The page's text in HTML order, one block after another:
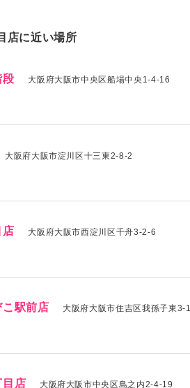
店に近い場所
大阪府大阪市中央区船場中央1-4-16
大阪府大阪市淀川区十三東2-8-2
店 大阪府大阪市西淀川区千舟3-2-6
駅前店 大阪府大阪市住吉区我孫子東3-
目店 大阪府大阪市中央区島之内2-4-19